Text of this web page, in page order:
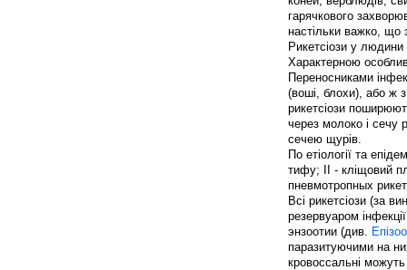
гарячкового
настільки важко, що
Рикетсіози у людини
Характерною
Переносниками
(воші, блохи), або ж
рикетсіози
через молоко і сечу
сечею щурів.
По етіології та
тифу; II - кліщовий
пневмотропных
Всі рикетсіози (за
резервуаром
энзоотии (див.
паразитуючими на
кровоссальні